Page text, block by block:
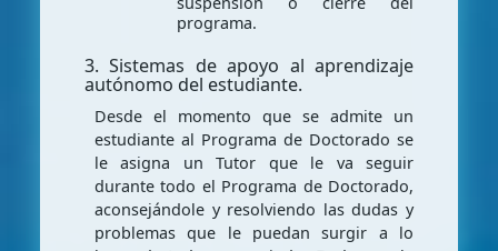
programa.
3. Sistemas de apoyo al aprendizaje
autónomo del estudiante.
Desde el momento que se admite un
estudiante al Programa de Doctorado se
le asigna un Tutor que le va seguir
durante todo el Programa de Doctorado,
aconsejándole y resolviendo las dudas y
problemas que le puedan surgir a lo